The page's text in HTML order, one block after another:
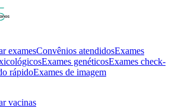
examesConvênios atendidosExames
Exames genéticosExames check-
rápidoExames de imagem
vacinas